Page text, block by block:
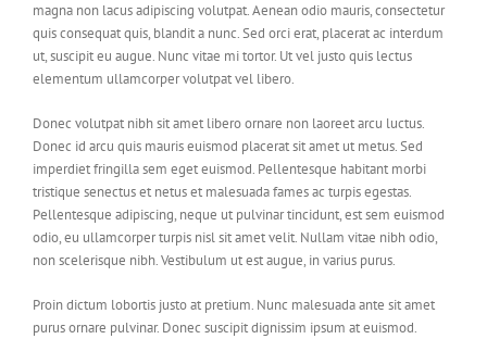
magna non lacus adipiscing volutpat. Aenean odio mauris, consectetur
quis consequat quis, blandit a nunc. Sed orci erat, placerat ac interdum
ut, suscipit eu augue. Nunc vitae mi tortor. Ut vel justo quis lectus
elementum ullamcorper volutpat vel libero.
Donec volutpat nibh sit amet libero ornare non laoreet arcu luctus.
Donec id arcu quis mauris euismod placerat sit amet ut metus. Sed
imperdiet fringilla sem eget euismod. Pellentesque habitant morbi
tristique senectus et netus et malesuada fames ac turpis egestas.
Pellentesque adipiscing, neque ut pulvinar tincidunt, est sem euismod
odio, eu ullamcorper turpis nisl sit amet velit. Nullam vitae nibh odio,
non scelerisque nibh. Vestibulum ut est augue, in varius purus.
Proin dictum lobortis justo at pretium. Nunc malesuada ante sit amet
purus ornare pulvinar. Donec suscipit dignissim ipsum at euismod.